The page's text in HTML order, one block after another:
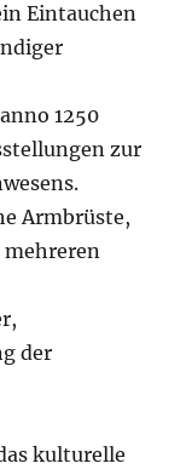
Eintauchen
1250
zur
Armbrüste,
mehreren
der
kulturelle